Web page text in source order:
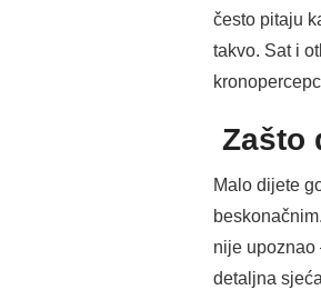
često pitaju
takvo. Sat i
Zašto
Malo dijete
nije upoznao
detaljna